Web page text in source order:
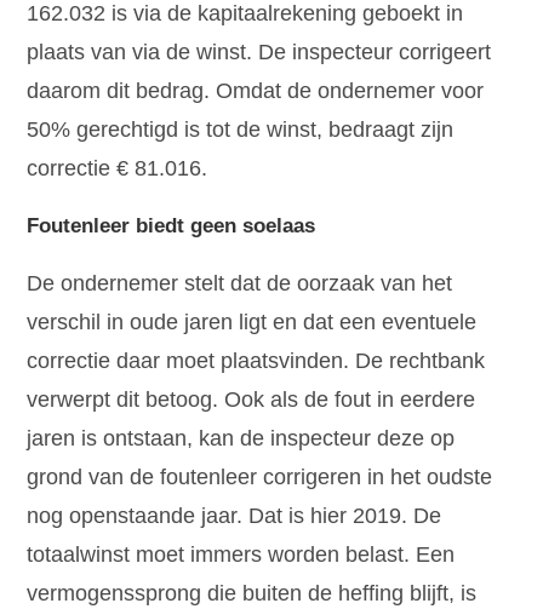
162.032 is via de kapitaalrekening geboekt in
plaats van via de winst. De inspecteur corrigeert
daarom dit bedrag. Omdat de ondernemer voor
50% gerechtigd is tot de winst, bedraagt zijn
correctie € 81.016.
Foutenleer biedt geen soelaas
De ondernemer stelt dat de oorzaak van het
verschil in oude jaren ligt en dat een eventuele
correctie daar moet plaatsvinden. De rechtbank
verwerpt dit betoog. Ook als de fout in eerdere
jaren is ontstaan, kan de inspecteur deze op
grond van de foutenleer corrigeren in het oudste
nog openstaande jaar. Dat is hier 2019. De
totaalwinst moet immers worden belast. Een
vermogenssprong die buiten de heffing blijft, is